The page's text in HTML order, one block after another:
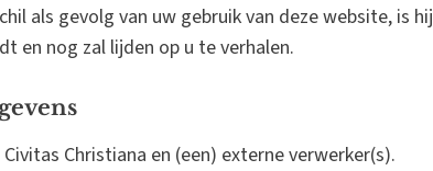
als gevolg van uw gebruik van deze website, is hij
en nog zal lijden op u te verhalen.
Christiana en (een) externe verwerker(s).